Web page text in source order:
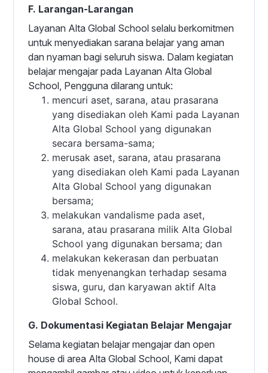
F. Larangan-Larangan
Layanan Alta Global School selalu berkomitmen
untuk menyediakan sarana belajar yang aman
dan nyaman bagi seluruh siswa. Dalam kegiatan
belajar mengajar pada Layanan Alta Global
School, Pengguna dilarang untuk:
mencuri aset, sarana, atau prasarana
yang disediakan oleh Kami pada Layanan
Alta Global School yang digunakan
secara bersama-sama;
merusak aset, sarana, atau prasarana
yang disediakan oleh Kami pada Layanan
Alta Global School yang digunakan
bersama;
melakukan vandalisme pada aset,
sarana, atau prasarana milik Alta Global
School yang digunakan bersama; dan
melakukan kekerasan dan perbuatan
tidak menyenangkan terhadap sesama
siswa, guru, dan karyawan aktif Alta
Global School.
G. Dokumentasi Kegiatan Belajar Mengajar
Selama kegiatan belajar mengajar dan open
house di area Alta Global School, Kami dapat